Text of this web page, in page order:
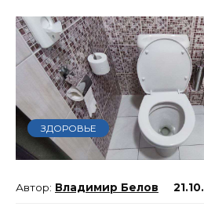
ЗДОРОВЬЕ
Владимир Белов